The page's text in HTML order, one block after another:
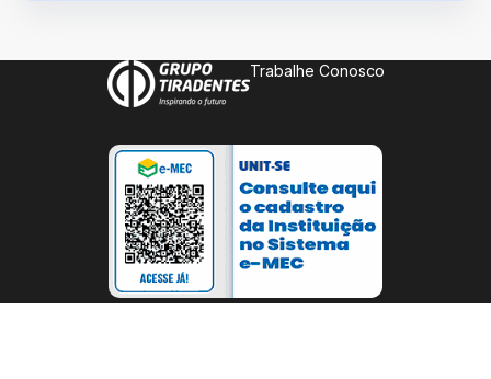
Trabalhe Conosco